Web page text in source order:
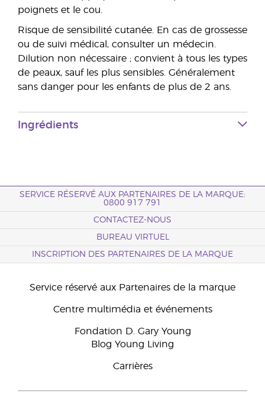
poignets et le cou.
Risque de sensibilité cutanée. En cas de grossesse
ou de suivi médical, consulter un médecin.
Dilution non nécessaire ; convient à tous les types
de peaux, sauf les plus sensibles. Généralement
sans danger pour les enfants de plus de 2 ans.
Ingrédients
SERVICE RÉSERVÉ AUX PARTENAIRES DE LA MARQUE:
0800 917 791
CONTACTEZ-NOUS
BUREAU VIRTUEL
INSCRIPTION DES PARTENAIRES DE LA MARQUE
Service réservé aux Partenaires de la marque
Centre multimédia et événements
Fondation D. Gary Young
Blog Young Living
Carrières